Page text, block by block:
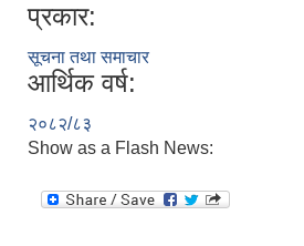
प्रकार:
सूचना तथा समाचार
आर्थिक वर्ष:
२०८२/८३
Show as a Flash News: